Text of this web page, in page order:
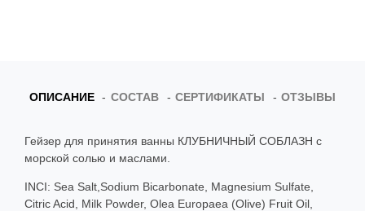
ОПИСАНИЕ СОСТАВ СЕРТИФИКАТЫ ОТЗЫВЫ
Гейзер для принятия ванны КЛУБНИЧНЫЙ СОБЛАЗН с
морской солью и маслами.
INCI: Sea Salt,Sodium Bicarbonate, Magnesium Sulfate,
Citric Acid, Milk Powder, Olea Europaea (Olive) Fruit Oil,